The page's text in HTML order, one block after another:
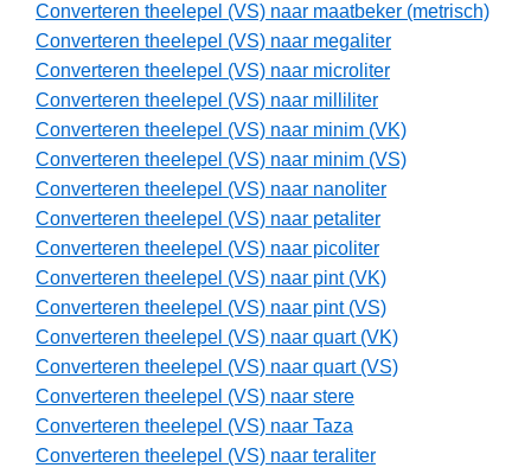
Converteren theelepel (VS) naar maatbeker (metrisch)
Converteren theelepel (VS) naar megaliter
Converteren theelepel (VS) naar microliter
Converteren theelepel (VS) naar milliliter
Converteren theelepel (VS) naar minim (VK)
Converteren theelepel (VS) naar minim (VS)
Converteren theelepel (VS) naar nanoliter
Converteren theelepel (VS) naar petaliter
Converteren theelepel (VS) naar picoliter
Converteren theelepel (VS) naar pint (VK)
Converteren theelepel (VS) naar pint (VS)
Converteren theelepel (VS) naar quart (VK)
Converteren theelepel (VS) naar quart (VS)
Converteren theelepel (VS) naar stere
Converteren theelepel (VS) naar Taza
Converteren theelepel (VS) naar teraliter